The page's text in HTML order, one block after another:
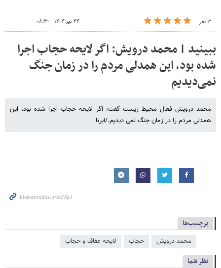
۳ نفر ۲۴ تیر ۱۴۰۴ - ۰۸:۳۰
ببینید | محمد درویش: اگر لایحه حجاب اجرا
شده بود، این همدلی مردم را در زمان جنگ
نمی‌دیدیم
محمد درویش فعال محیط زیست گفت: اگر لایحه حجاب اجرا شده بود، این
همدلی مردم را در زمان جنگ نمی دیدیم./ایرنا
برچسب‌ها
محمد درویش حجاب لایحه عفاف و حجاب
نظر شما